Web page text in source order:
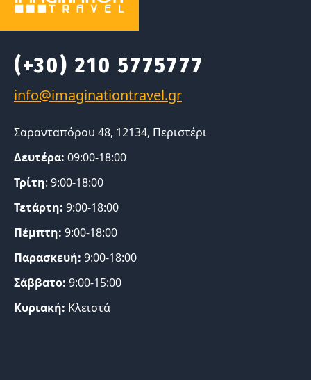
(+30) 210 5775777
Σαρανταπόρου 48, 12134, Περιστέρι
Δευτέρα: 09:00-18:00
Τρίτη: 9:00-18:00
Τετάρτη: 9:00-18:00
Πέμπτη: 9:00-18:00
Παρασκευή: 9:00-18:00
Σάββατο: 9:00-15:00
Κυριακή: Κλειστά